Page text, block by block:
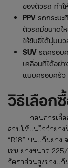
ของตัวรถ ทำใ
PPV รถกระบะ
ตัวรถมีขนาดใ
ให้ขับขี่ได้นุ่มนว
SUV รถครอบ
เคลื่อนที่ได้อย่
แบบครอบครัว
วิธีเลือก
ก่อนการเลือกซื้
สอบให้แน่ใจว่ายา
“R18” บนแก้มยาง
เช่น ยางขนาด
อัตราส่วนสูงของแก้